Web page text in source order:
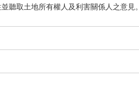
聽取土地所有權人及利害關係人之意見